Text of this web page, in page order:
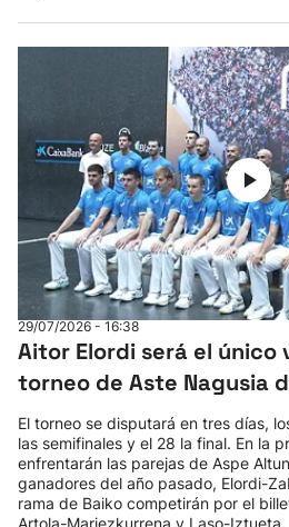
Más deportes
29/07/2026 - 16:38
Aitor Elordi será el único
torneo de Aste Nagusia
El torneo se disputará en tres días,
las semifinales y el 28 la final. En la
enfrentarán las parejas de Aspe
ganadores del año pasado, Elordi-
rama de Baiko competirán por el
Artola-Mariezkurrena y Laso-Iztueta.